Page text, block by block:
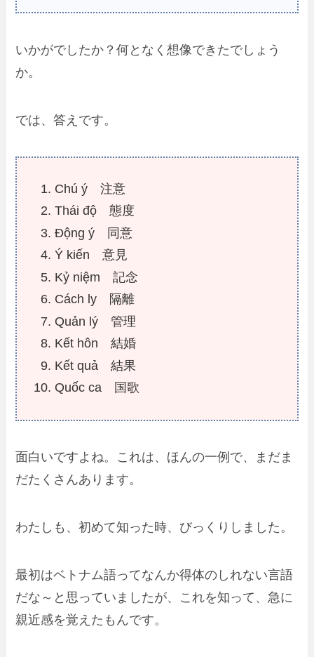
いかがでしたか？何となく想像できたでしょう
か。
では、答えです。
Chú ý 注意
Thái độ 態度
Động ý 同意
Ý kiến 意見
Kỷ niệm 記念
Cách ly 隔離
Quản lý 管理
Kết hôn 結婚
Kết quả 結果
Quốc ca 国歌
面白いですよね。これは、ほんの一例で、まだま
だたくさんあります。
わたしも、初めて知った時、びっくりしました。
最初はベトナム語ってなんか得体のしれない言語
だな～と思っていましたが、これを知って、急に
親近感を覚えたもんです。